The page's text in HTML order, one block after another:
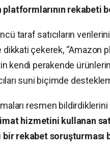
rekabeti
taraf satıcıların
çekerek, “Amazon
kendi perakende
suni biçimde
resmen
hizmetini kullanan
rekabet soruşturması